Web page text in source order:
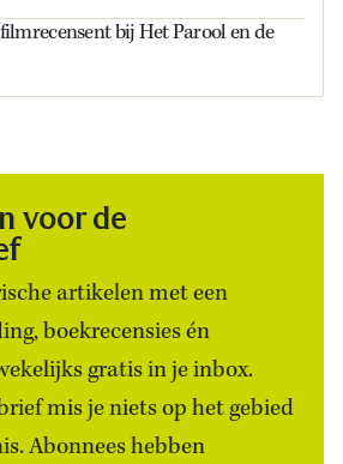
bij Het Parool en de
voor de
artikelen met een
boekrecensies én
gratis in je inbox.
mis je niets op het gebied
Abonnees hebben